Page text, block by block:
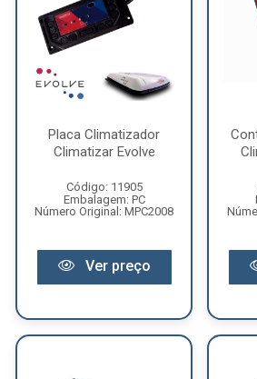
Placa Climatizador
Climatizar Evolve
Código: 11905
Embalagem: PC
Número Original: MPC2008
Ver preço